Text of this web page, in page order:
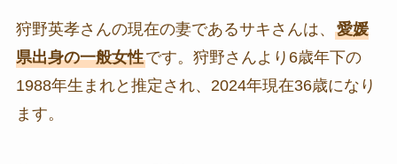
狩野英孝さんの現在の妻であるサキさんは、 愛媛
県出身の一般女性です。狩野さんより6歳年下の
1988年生まれと推定され、2024年現在36歳になり
ます。